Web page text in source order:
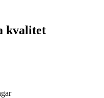
kvalitet